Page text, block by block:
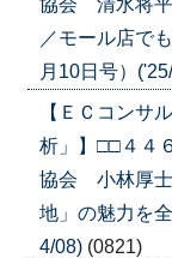
／モール店で
月10日号）
【ＥＣコンサ
析」】□□４４
協会 小林厚
地」の魅力を
4/08) (0821)